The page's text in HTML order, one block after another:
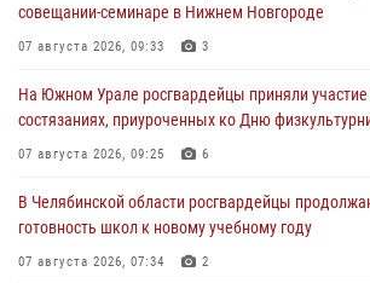
совещании-семинаре в Нижнем Новгороде
07 августа 2026, 09:33 3
На Южном Урале росгвардейцы приняли участие
состязаниях, приуроченных ко Дню
07 августа 2026, 09:25 6
В Челябинской области росгвардейцы
готовность школ к новому учебному году
07 августа 2026, 07:34 2